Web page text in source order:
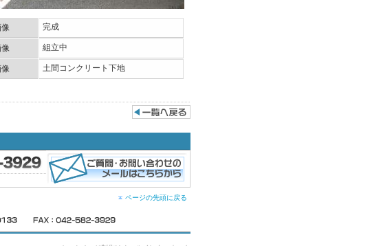
完成
組立中
土間コンクリート下地
ページの先頭に戻る